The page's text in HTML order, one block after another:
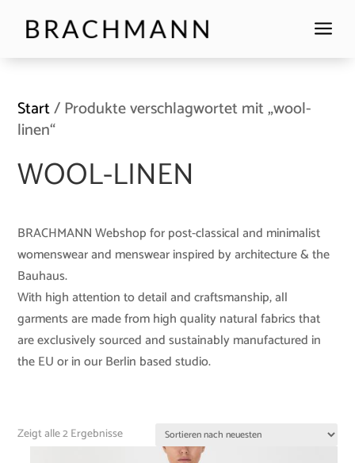
a
Start/ Produkte verschlagwortet mit „wool-
linen“
WOOL-LINEN
BRACHMANN Webshop for post-classical and minimalist
womenswear and menswear inspired by architecture & the
Bauhaus.
With high attention to detail and craftsmanship, all
garments are made from high quality natural fabrics that
are exclusively sourced and sustainably manufactured in
the EU or in our Berlin based studio.
Zeigt alle 2 Ergebnisse